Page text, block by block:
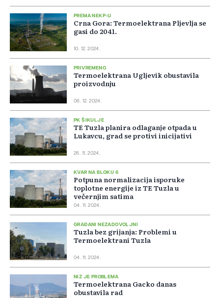
PREMA NEKP-U
Crna Gora: Termoelektrana Pljevlja se
gasi do 2041.
10. 12. 2024.
PRIVREMENO
Termoelektrana Ugljevik obustavila
proizvodnju
06. 12. 2024.
PK ŠIKULJE
TE Tuzla planira odlaganje otpada u
Lukavcu, grad se protivi inicijativi
26. 11. 2024.
KVAR NA BLOKU 6
Potpuna normalizacija isporuke
toplotne energije iz TE Tuzla u
večernjim satima
04. 11. 2024.
GRAĐANI NEZADOVOLJNI
Tuzla bez grijanja: Problemi u
Termoelektrani Tuzla
04. 11. 2024.
NIZ JE PROBLEMA
Termoelektrana Gacko danas
obustavila rad